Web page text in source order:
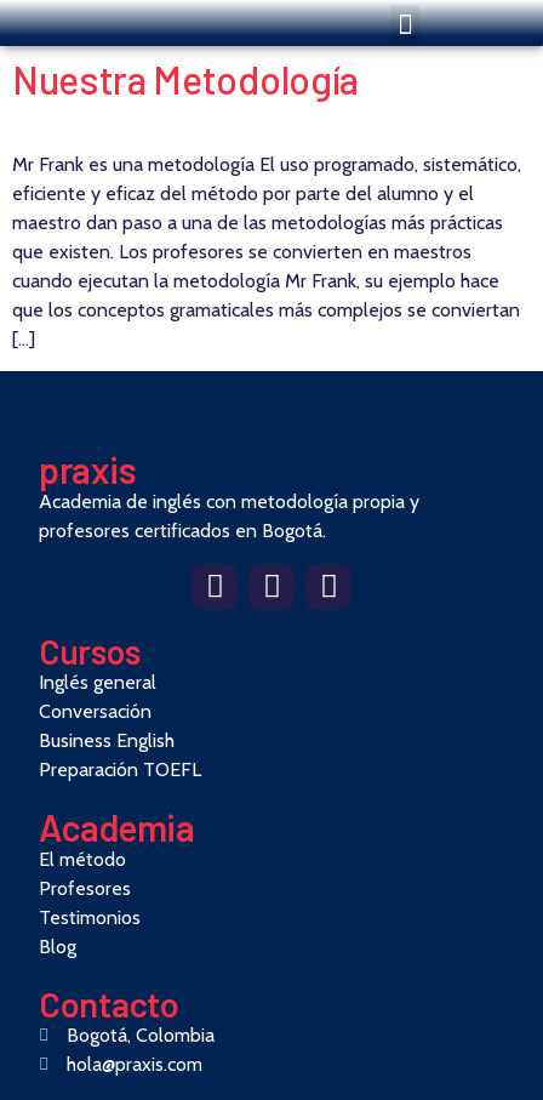
Nuestra Metodología
Mr Frank es una metodología El uso programado, sistemático,
eficiente y eficaz del método por parte del alumno y el
maestro dan paso a una de las metodologías más prácticas
que existen. Los profesores se convierten en maestros
cuando ejecutan la metodología Mr Frank, su ejemplo hace
que los conceptos gramaticales más complejos se conviertan
[…]
praxis
Academia de inglés con metodología propia y
profesores certificados en Bogotá.
Cursos
Inglés general
Conversación
Business English
Preparación TOEFL
Academia
El método
Profesores
Testimonios
Blog
Contacto
Bogotá, Colombia
hola@praxis.com